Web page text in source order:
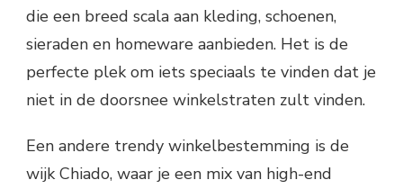
die een breed scala aan kleding, schoenen,
sieraden en homeware aanbieden. Het is de
perfecte plek om iets speciaals te vinden dat je
niet in de doorsnee winkelstraten zult vinden.
Een andere trendy winkelbestemming is de
wijk Chiado, waar je een mix van high-end